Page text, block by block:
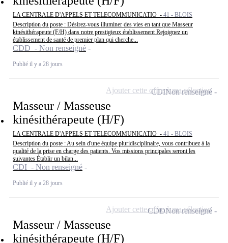
LA CENTRALE D'APPELS ET TELECOMMUNICATIO - 41 - BLOIS
Description du poste : Désirez-vous illuminer des vies en tant que Masseur
kinésithérapeute (F/H) dans notre prestigieux établissement Rejoignez un
établissement de santé de premier plan qui cherche...
CDD - Non renseigné
Publié il y a 28 jours
Masseur / Masseuse
kinésithérapeute (H/F)
LA CENTRALE D'APPELS ET TELECOMMUNICATIO - 41 - BLOIS
Description du poste : Au sein d'une équipe pluridisciplinaire, vous contribuez à la
qualité de la prise en charge des patients. Vos missions principales seront les
suivantes Établir un bilan...
CDI - Non renseigné
Publié il y a 28 jours
CDINon renseigné
Ajouter cette offre à ma sélection
Masseur / Masseuse
kinésithérapeute (H/F)
CDDNon renseigné
Ajouter cette offre à ma sélection